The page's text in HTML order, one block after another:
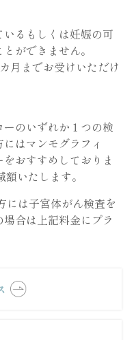
るもしくは妊娠の可
ができません。
月までお受けいただけ
のいずれか１つの検
はマンモグラフィ
おすすめしておりま
いたします。
には子宮体がん検査を
合は上記料金にプラ